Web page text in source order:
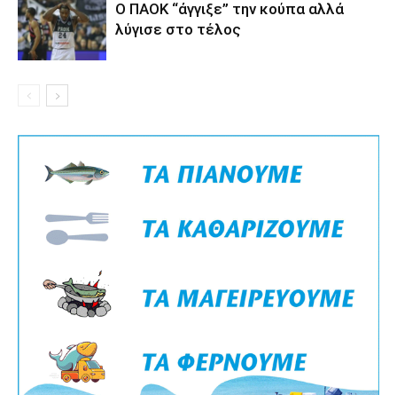
Ο ΠΑΟΚ “άγγιξε” την κούπα αλλά
λύγισε στο τέλος